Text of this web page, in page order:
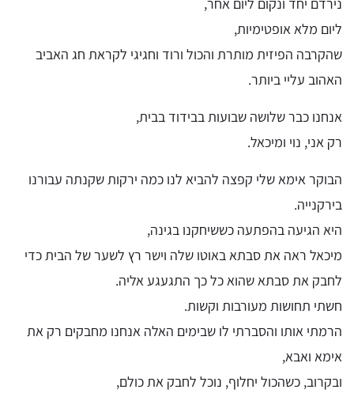
נירדם יחד ונקום ליום אחר,
ליום מלא אופטימיות,
שהקרבה הפיזית מותרת והכול ורוד וחגיגי לקראת חג האביב
האהוב עליי ביותר.
אנחנו כבר שלושה שבועות בבידוד בבית,
רק אני, נוי ומיכאל.
הבוקר אימא שלי קפצה להביא לנו כמה ירקות שקנתה עבורנו
בירקנייה.
היא הגיעה בהפתעה כששיחקנו בגינה,
מיכאל ראה את סבתא באוטו שלה וישר רץ לשער של הבית כדי
לחבק את סבתא שהוא כל כך התגעגע אליה.
חשתי תחושות מעורבות וקשות.
הרמתי אותו והסברתי לו שבימים האלה אנחנו מחבקים רק את
אימא ואבא,
ובקרוב, כשהכול יחלוף, נוכל לחבק את כולם,